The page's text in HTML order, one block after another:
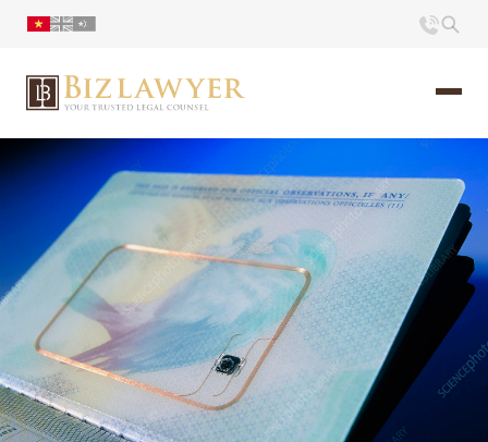
Trang chủ
Giới thiệu
Ấn phẩm
Tin Tức
Liên hệ